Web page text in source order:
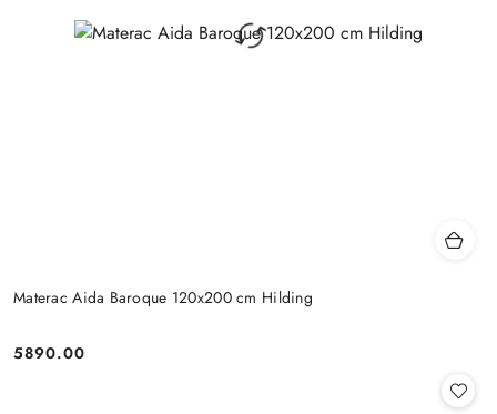
Materac Aida Baroque 120x200 cm Hilding
Cena:
5890.00